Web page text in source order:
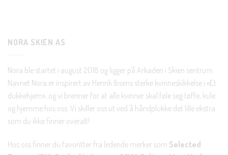
NORA SKIEN AS
Nora ble startet i august 2018 og ligger på Arkaden i Skien sentrum.
Navnet Nora er inspirert av Henrik Ibsens sterke kvinneskikkelse i «Et
dukkehjem», og vi brenner for at alle kvinner skal føle seg tøffe, kule
og hjemme hos oss. Vi skiller oss ut ved å håndplukke det lille ekstra
som du ikke finner overalt!
Hos oss finner du favoritter fra ledende merker som Selected
Nei takk, Jeg er ikke interessert